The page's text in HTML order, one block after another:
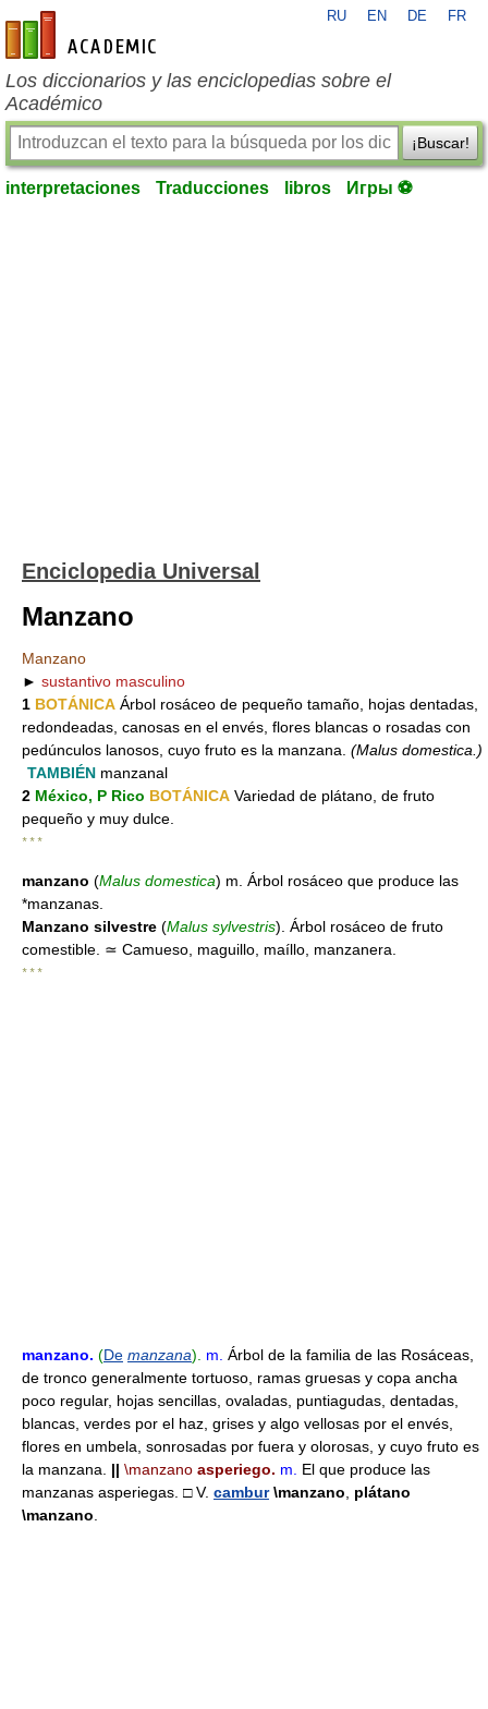
es-academic.com
RU EN DE FR
Los diccionarios y las enciclopedias sobre el
Académico
¡Buscar!
interpretaciones Traducciones libros Игры ⚽
Enciclopedia Universal
Manzano
Manzano
► sustantivo masculino
1 BOTÁNICA Árbol rosáceo de pequeño tamaño, hojas dentadas,
redondeadas, canosas en el envés, flores blancas o rosadas con
pedúnculos lanosos, cuyo fruto es la manzana. (Malus domestica.)
TAMBIÉN manzanal
2 México, P Rico BOTÁNICA Variedad de plátano, de fruto
pequeño y muy dulce.
* * *
manzano (Malus domestica) m. Árbol rosáceo que produce las
*manzanas.
Manzano silvestre (Malus sylvestris). Árbol rosáceo de fruto
comestible. ≃ Camueso, maguillo, maíllo, manzanera.
* * *
manzano. (De manzana). m. Árbol de la familia de las Rosáceas,
de tronco generalmente tortuoso, ramas gruesas y copa ancha
poco regular, hojas sencillas, ovaladas, puntiagudas, dentadas,
blancas, verdes por el haz, grises y algo vellosas por el envés,
flores en umbela, sonrosadas por fuera y olorosas, y cuyo fruto es
la manzana. || \manzano asperiego. m.
El que produce las
manzanas asperiegas. □ V. cambur \manzano
plátano
\manzano